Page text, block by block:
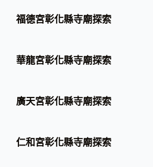
福德宮彰化縣寺廟探索
華龍宮彰化縣寺廟探索
廣天宮彰化縣寺廟探索
仁和宮彰化縣寺廟探索